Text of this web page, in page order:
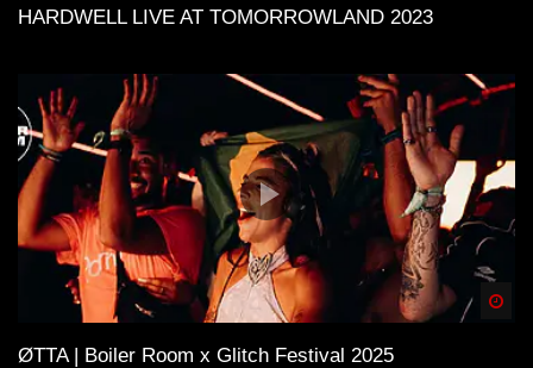
HARDWELL LIVE AT TOMORROWLAND 2023
ØTTA | Boiler Room x Glitch Festival 2025